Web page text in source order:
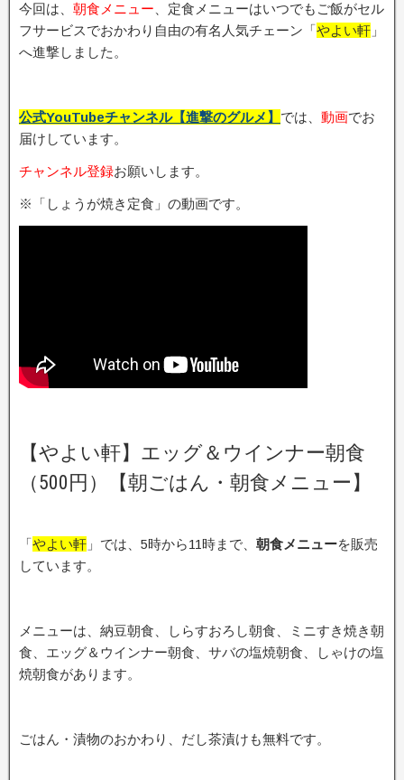
今回は、 朝食メニュー 、定食メニューはいつでもご飯がセル
フサービスでおかわり自由の有名人気チェーン「やよい軒 」
へ進撃しました。
公式YouTubeチャンネル【進撃のグルメ】 では、 動画でお
届けしています。
チャンネル登録お願いします。
※「しょうが焼き定食」の動画です。
【やよい軒】エッグ＆ウインナー朝食
（500円）【朝ごはん・朝食メニュー】
「やよい軒 」では、5時から11時まで、 朝食メニューを販売
しています。
メニューは、納豆朝食、しらすおろし朝食、ミニすき焼き朝
食、エッグ＆ウインナー朝食、サバの塩焼朝食、しゃけの塩
焼朝食があります。
ごはん・漬物のおかわり、だし茶漬けも無料です。